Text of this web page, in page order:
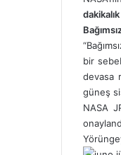
bir
devasa
güneş
NASA